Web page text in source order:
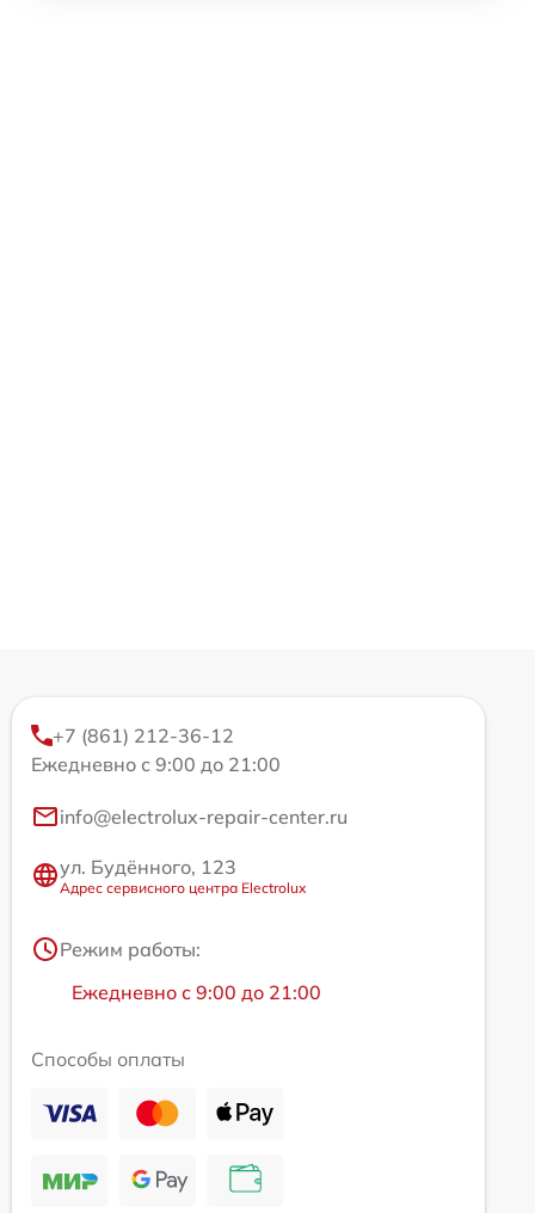
+7 (861) 212-36-12
Ежедневно с 9:00 до 21:00
info@electrolux-repair-center.ru
ул. Будённого, 123
Адрес сервисного центра Electrolux
Режим работы:
Ежедневно с 9:00 до 21:00
Способы оплаты